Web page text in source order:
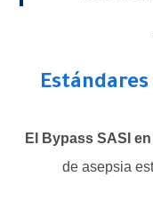
El Bypass SASI
de asepsia